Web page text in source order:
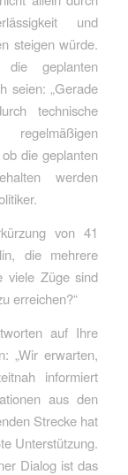
und
steigen würde.
geplanten
seien: „Gerade
technische
die geplanten
werden
von 41
die mehrere
viele Züge sind
erreichen?“
auf Ihre
„Wir erwarten,
informiert
aus den
Strecke hat
Unterstützung.
Dialog ist das